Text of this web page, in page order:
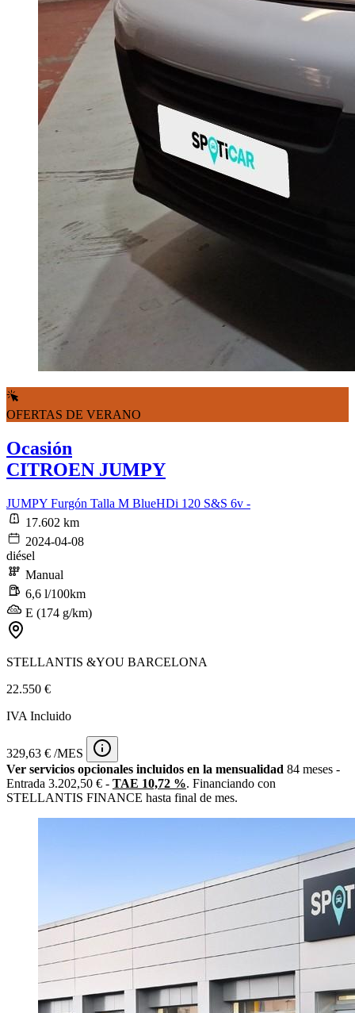
OFERTAS DE VERANO
Ocasión
CITROEN JUMPY
JUMPY Furgón Talla M BlueHDi 120 S&S 6v -
17.602 km
2024-04-08
diésel
Manual
6,6 l/100km
E (174 g/km)
STELLANTIS &YOU BARCELONA
22.550 €
IVA Incluido
329,63 € /MES
Ver servicios opcionales incluidos en la mensualidad 84 meses -
Entrada 3.202,50 € - TAE 10,72 %. Financiando con
STELLANTIS FINANCE hasta final de mes.